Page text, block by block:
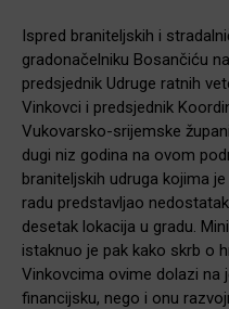
Ispred braniteljskih i
gradonačelniku Bosančiću
predsjednik Udruge ratnih
Vinkovci i predsjednik
Vukovarsko-srijemske
dugi niz godina na ovom
braniteljskih udruga kojima
radu predstavljao
desetak lokacija u gradu.
istaknuo je pak kako skrb o
Vinkovcima ovime dolazi na
financijsku, nego i onu